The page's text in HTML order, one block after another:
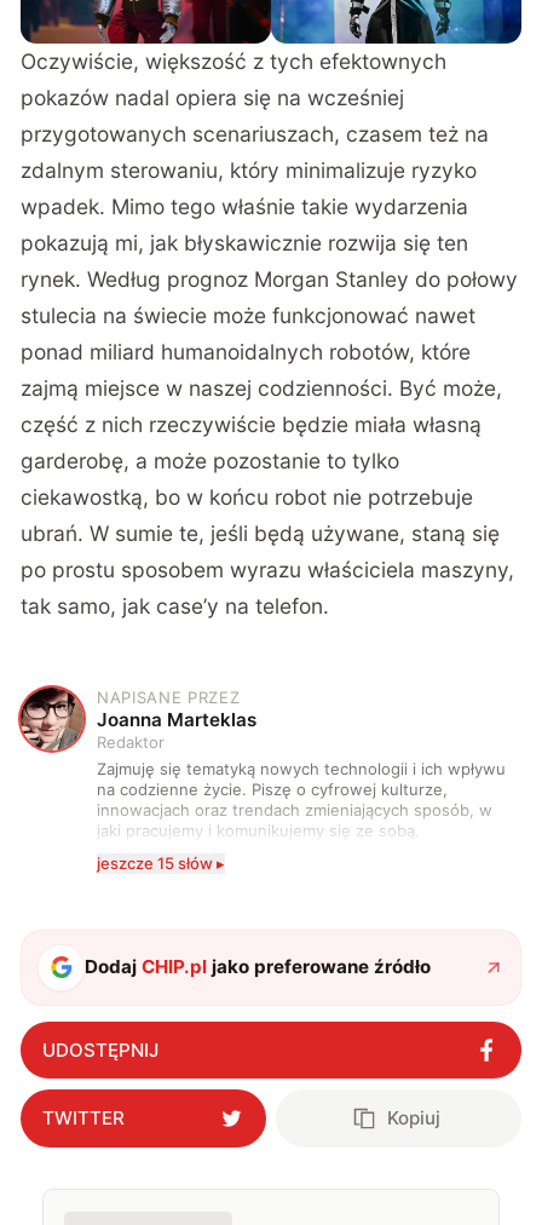
Oczywiście, większość z tych efektownych
pokazów nadal opiera się na wcześniej
przygotowanych scenariuszach, czasem też na
zdalnym sterowaniu, który minimalizuje ryzyko
wpadek. Mimo tego właśnie takie wydarzenia
pokazują mi, jak błyskawicznie rozwija się ten
rynek. Według prognoz Morgan Stanley do połowy
stulecia na świecie może funkcjonować nawet
ponad miliard humanoidalnych robotów, które
zajmą miejsce w naszej codzienności. Być może,
część z nich rzeczywiście będzie miała własną
garderobę, a może pozostanie to tylko
ciekawostką, bo w końcu robot nie potrzebuje
ubrań. W sumie te, jeśli będą używane, staną się
po prostu sposobem wyrazu właściciela maszyny,
tak samo, jak case’y na telefon.
J
NAPISANE PRZEZ
Joanna Marteklas
Redaktor
Zajmuję się tematyką nowych technologii i ich wpływu
na codzienne życie. Piszę o cyfrowej kulturze,
innowacjach oraz trendach zmieniających sposób, w
jaki pracujemy i komunikujemy się ze sobą.
technologii a współczesną popkulturą. W wolnych
jeszcze 15 słów ▸
DodajCHIP.pl jako preferowane źródło
UDOSTĘPNIJ
TWITTER Kopiuj